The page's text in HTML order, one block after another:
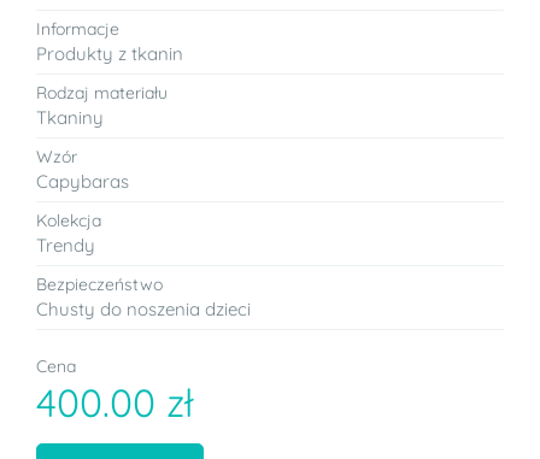
Informacje
Produkty z tkanin
Rodzaj materiału
Tkaniny
Wzór
Capybaras
Kolekcja
Trendy
Bezpieczeństwo
Chusty do noszenia dzieci
Cena
400.00 zł